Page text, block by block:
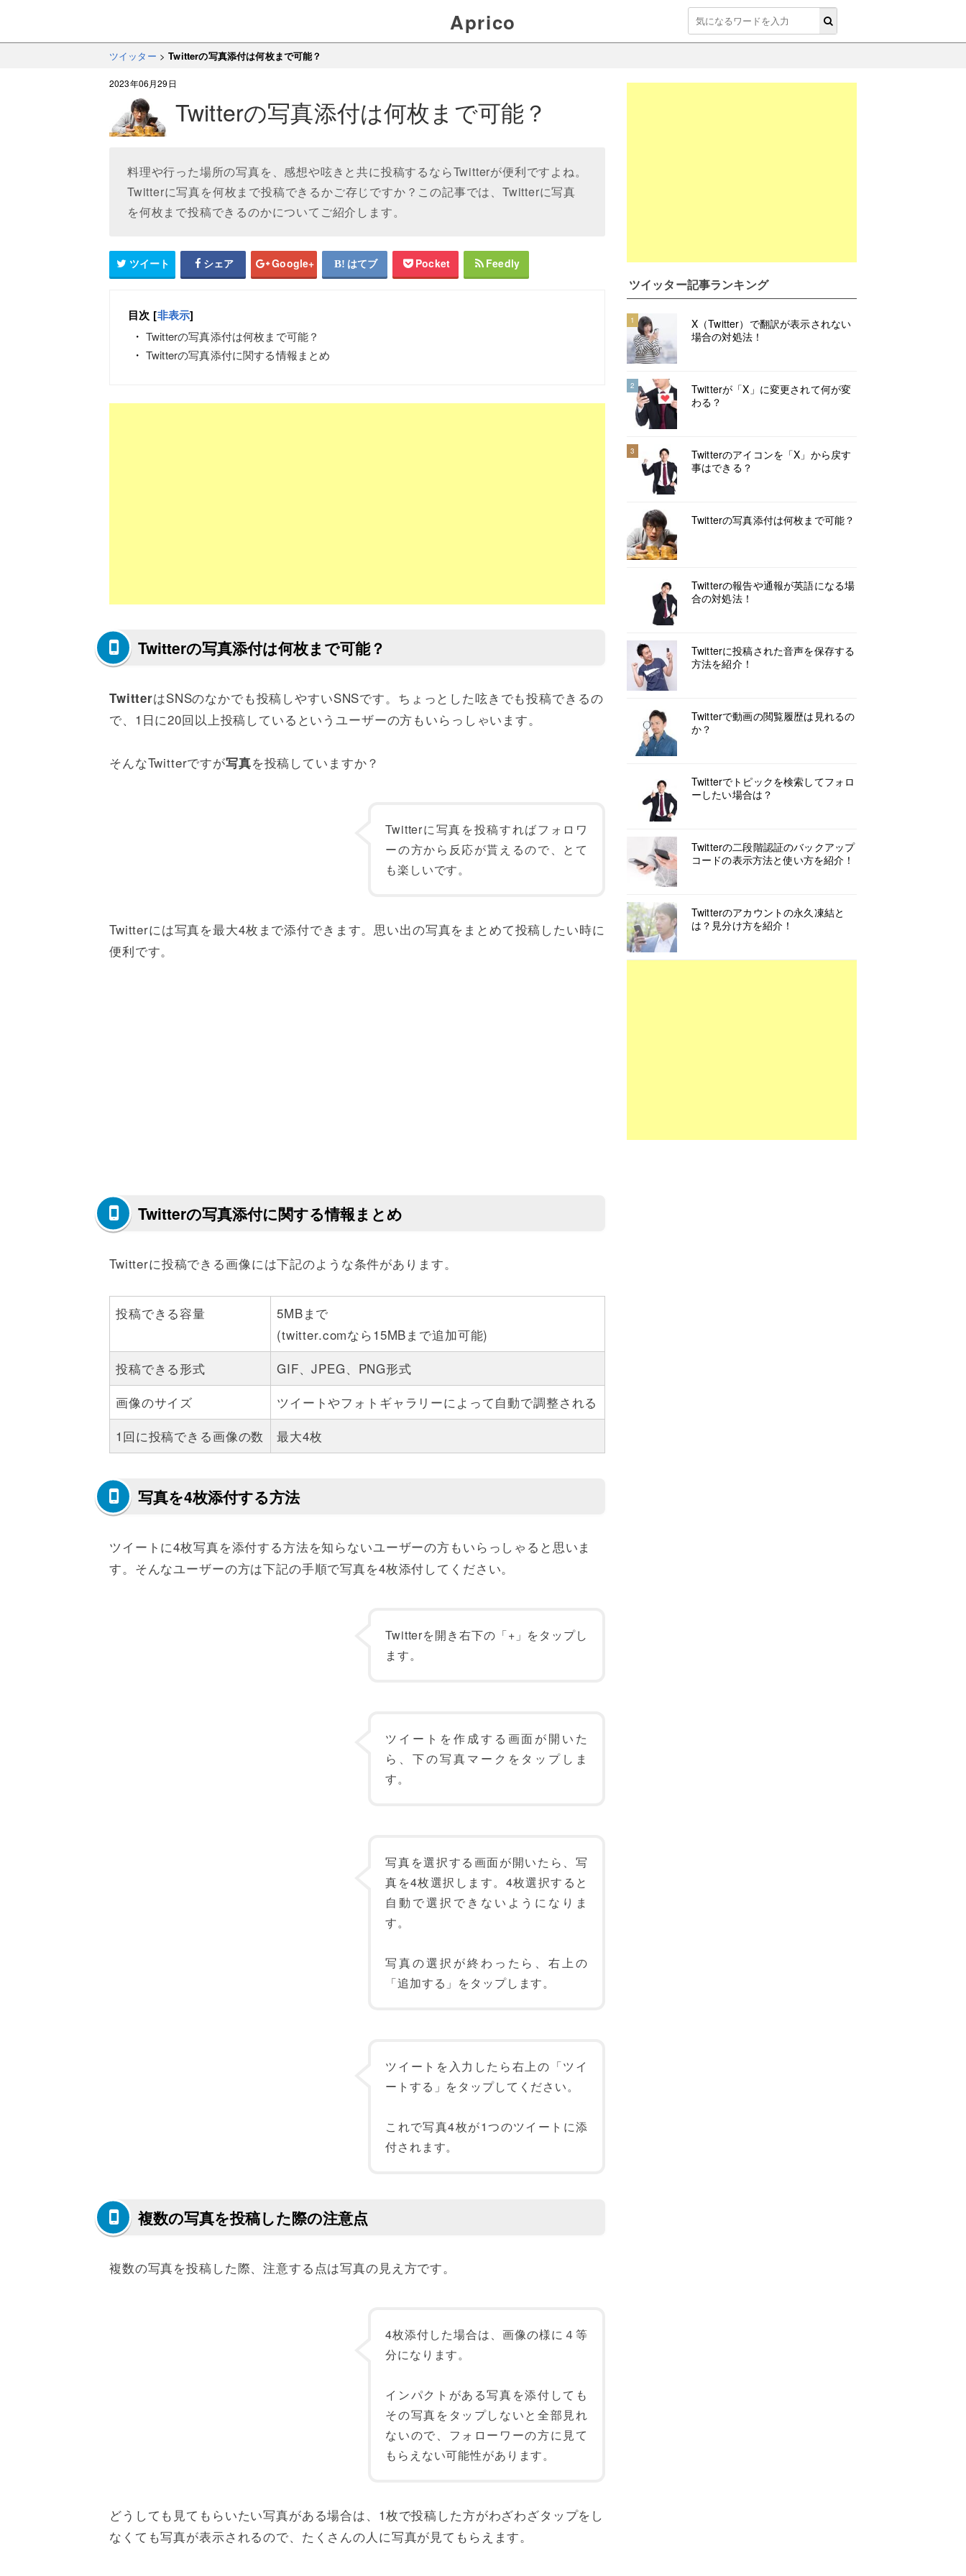
Aprico
ツイッター >Twitterの写真添付は何枚まで可能？
2023年06月29日
Twitterの写真添付は何枚まで可能？
料理や行った場所の写真を、感想や呟きと共に投稿するならTwitterが便利ですよね。
Twitterに写真を何枚まで投稿できるかご存じですか？この記事では、Twitterに写真
を何枚まで投稿できるのかについてご紹介します。
ツイート シェア Google+ はてブ Pocket Feedly
目次 [非表示]
Twitterの写真添付は何枚まで可能？
Twitterの写真添付に関する情報まとめ
Twitterの写真添付は何枚まで可能？
TwitterはSNSのなかでも投稿しやすいSNSです。ちょっとした呟きでも投稿できるの
で、1日に20回以上投稿しているというユーザーの方もいらっしゃいます。
そんなTwitterですが写真を投稿していますか？
Twitterに写真を投稿すればフォロワ
ーの方から反応が貰えるので、とて
も楽しいです。
Twitterには写真を最大4枚まで添付できます。思い出の写真をまとめて投稿したい時に
便利です。
Twitterの写真添付に関する情報まとめ
Twitterに投稿できる画像には下記のような条件があります。
投稿できる容量
5MBまで
(twitter.comなら15MBまで追加可能)
投稿できる形式
GIF、JPEG、PNG形式
画像のサイズ
ツイートやフォトギャラリーによって自動で調整される
1回に投稿できる画像の数
最大4枚
写真を4枚添付する方法
ツイートに4枚写真を添付する方法を知らないユーザーの方もいらっしゃると思いま
す。そんなユーザーの方は下記の手順で写真を4枚添付してください。
Twitterを開き右下の「+」をタップし
ます。
ツイートを作成する画面が開いた
ら、下の写真マークをタップしま
す。
写真を選択する画面が開いたら、写
真を4枚選択します。4枚選択すると
自動で選択できないようになりま
す。
写真の選択が終わったら、右上の
「追加する」をタップします。
ツイートを入力したら右上の「ツイ
ートする」をタップしてください。
これで写真4枚が1つのツイートに添
付されます。
複数の写真を投稿した際の注意点
複数の写真を投稿した際、注意する点は写真の見え方です。
4枚添付した場合は、画像の様に４等
分になります。
インパクトがある写真を添付しても
その写真をタップしないと全部見れ
ないので、フォローワーの方に見て
もらえない可能性があります。
どうしても見てもらいたい写真がある場合は、1枚で投稿した方がわざわざタップをし
なくても写真が表示されるので、たくさんの人に写真が見てもらえます。
ツイッター記事ランキング
1
X（Twitter）で翻訳が表示されない
場合の対処法！
2
Twitterが「X」に変更されて何が変
わる？
3
Twitterのアイコンを「X」から戻す
事はできる？
Twitterの写真添付は何枚まで可能？
Twitterの報告や通報が英語になる場
合の対処法！
Twitterに投稿された音声を保存する
方法を紹介！
Twitterで動画の閲覧履歴は見れるの
か？
Twitterでトピックを検索してフォロ
ーしたい場合は？
Twitterの二段階認証のバックアップ
コードの表示方法と使い方を紹介！
Twitterのアカウントの永久凍結と
は？見分け方を紹介！